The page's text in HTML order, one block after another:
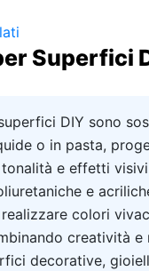
Superfici
DIY sono
o in pasta,
e effetti
e
colori
creatività e
decorative,